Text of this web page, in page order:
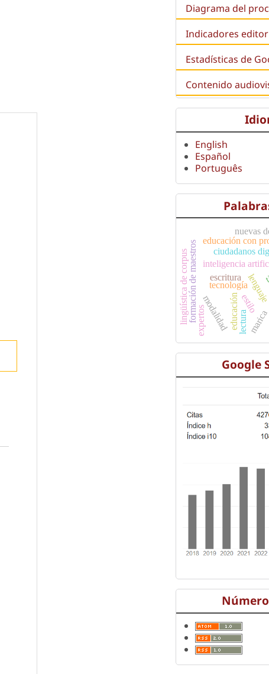
Diagrama del
Indicadores
Estadísticas de
Contenido
English
Español
Português
tecnología
educación
inteligencia
ciudadanos
educación con
modalidad estilo
nuevas
formación de maestros lectura
escritura
marica
lingüística de corpus expertos
Google